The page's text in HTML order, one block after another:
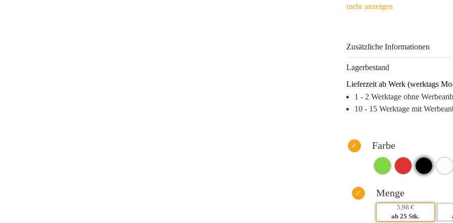
unvergessliches Erlebnis für Ihre
Die subtile Duftkomposition,
Aufkleber perfekt in Szene
Diese Duftkerze ist mehr als ein
Marke ins Herz Ihrer Kunden.
– Emotionale Bindung durch
– Hoher Recall-Wert dank
– Nachhaltige Materialwahl –
Zusätzliche Informationen
Lagerbestand
Lieferzeit ab Werk (werktags
1 - 2 Werktage ohne
10 - 15 Werktage mit
Farbe
Menge
5,98 €
ab 25 Stk.